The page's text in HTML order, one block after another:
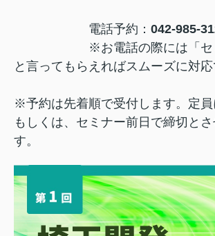
電話予約： 042-985-
※お電話の際には「セミ
と言ってもらえればスムーズに対応
※予約は先着順で受付します。定員
もしくは、セミナー前日で締切とさ
す。